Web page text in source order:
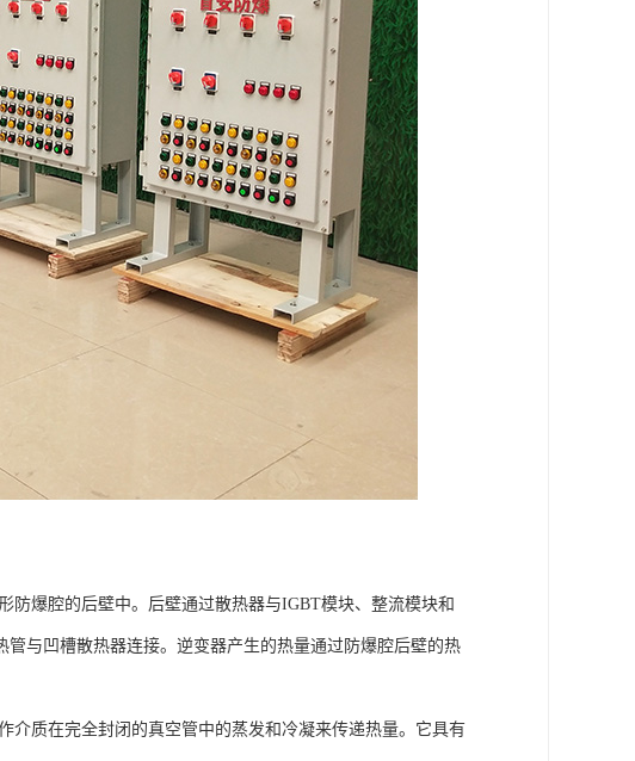
防爆腔的后壁中。后壁通过散热器与IGBT模块、整流模块和
与凹槽散热器连接。逆变器产生的热量通过防爆腔后壁的热
介质在完全封闭的真空管中的蒸发和冷凝来传递热量。它具有